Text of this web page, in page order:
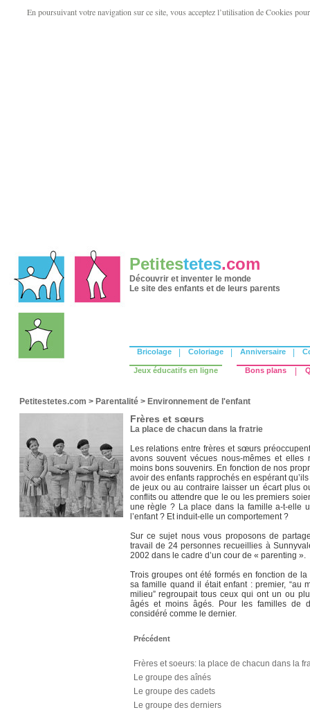
En poursuivant votre navigation sur ce site, vous acceptez l’utilisation de Cookies
Petitestetes.com
Découvrir et inventer le monde
Le site des enfants et de leurs parents
Bricolage Coloriage Anniversaire
Jeux éducatifs en ligne Bons plans
Petitestetes.com > Parentalité > Environnement de l'enfant
Frères et sœurs
La place de chacun dans la fratrie
Les relations entre frères et sœurs
avons souvent vécues nous-mêmes et
moins bons souvenirs. En fonction de nos
avoir des enfants rapprochés en espérant
de jeux ou au contraire laisser un écart plus
conflits ou attendre que le ou les premiers
une règle ? La place dans la famille a-t-elle
l’enfant ? Et induit-elle un comportement ?
Sur ce sujet nous vous proposons de
travail de 24 personnes recueillies à
2002 dans le cadre d’un cour de « parenting ».
Trois groupes ont été formés en fonction de
sa famille quand il était enfant : premier, “au
milieu” regroupait tous ceux qui ont un ou
âgés et moins âgés. Pour les familles de
considéré comme le dernier.
Précédent
Frères et soeurs: la place de chacun dans la
Le groupe des aînés
Le groupe des cadets
Le groupe des derniers